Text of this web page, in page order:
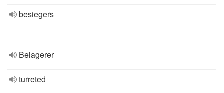
besiegers
Belagerer
turreted